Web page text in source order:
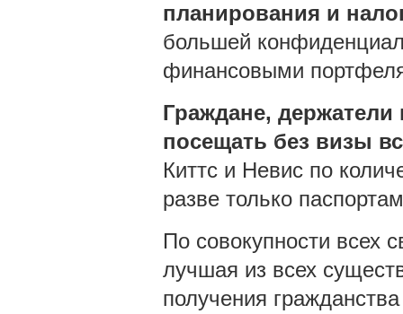
планирования и
большей
финансовыми
Граждане, держатели
посещать без визы
Киттс и Невис по
разве только
По совокупности всех
лучшая из всех
получения